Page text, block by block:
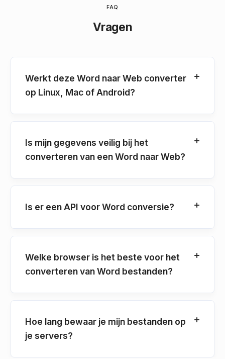
FAQ
Vragen
Werkt deze Word naar Web converter
op Linux, Mac of Android?
Is mijn gegevens veilig bij het
converteren van een Word naar Web?
Is er een API voor Word conversie?
Welke browser is het beste voor het
converteren van Word bestanden?
Hoe lang bewaar je mijn bestanden op
je servers?